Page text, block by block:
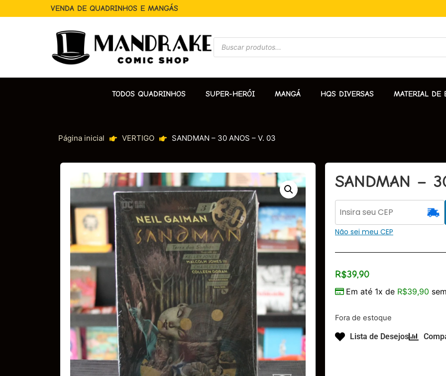
VENDA DE QUADRINHOS E MANGÁS
TODOS QUADRINHOS SUPER-HERÓI MANGÁ HQS DIVERSAS MATERIAL DE
Página inicial VERTIGO SANDMAN – 30 ANOS – V. 03
SANDMAN –
Não sei meu CEP
R$39,90
Em até 1x de R$39,90
Fora de estoque
Lista de Desejos